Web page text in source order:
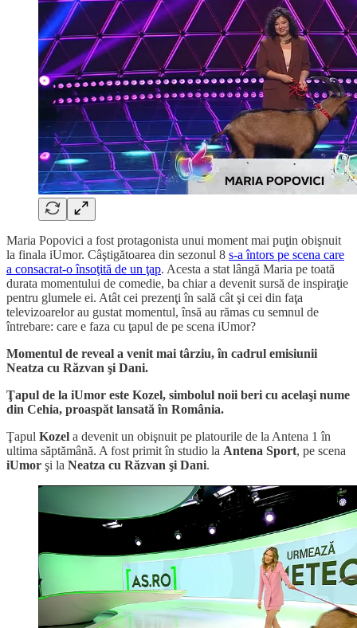
Maria Popovici a fost protagonista unui moment mai puţin obişnuit
la finala iUmor. Câştigătoarea din sezonul 8 s-a întors pe scena care
a consacrat-o însoţită de un ţap. Acesta a stat lângă Maria pe toată
durata momentului de comedie, ba chiar a devenit sursă de inspiraţie
pentru glumele ei. Atât cei prezenţi în sală cât şi cei din faţa
televizoarelor au gustat momentul, însă au rămas cu semnul de
întrebare: care e faza cu ţapul de pe scena iUmor?
Momentul de reveal a venit mai târziu, în cadrul emisiunii
Neatza cu Răzvan şi Dani.
Ţapul de la iUmor este Kozel, simbolul noii beri cu acelaşi nume
din Cehia, proaspăt lansată în România.
Ţapul Kozel a devenit un obişnuit pe platourile de la Antena 1 în
ultima săptămână. A fost primit în studio la Antena Sport, pe scena
iUmor şi la Neatza cu Răzvan şi Dani.